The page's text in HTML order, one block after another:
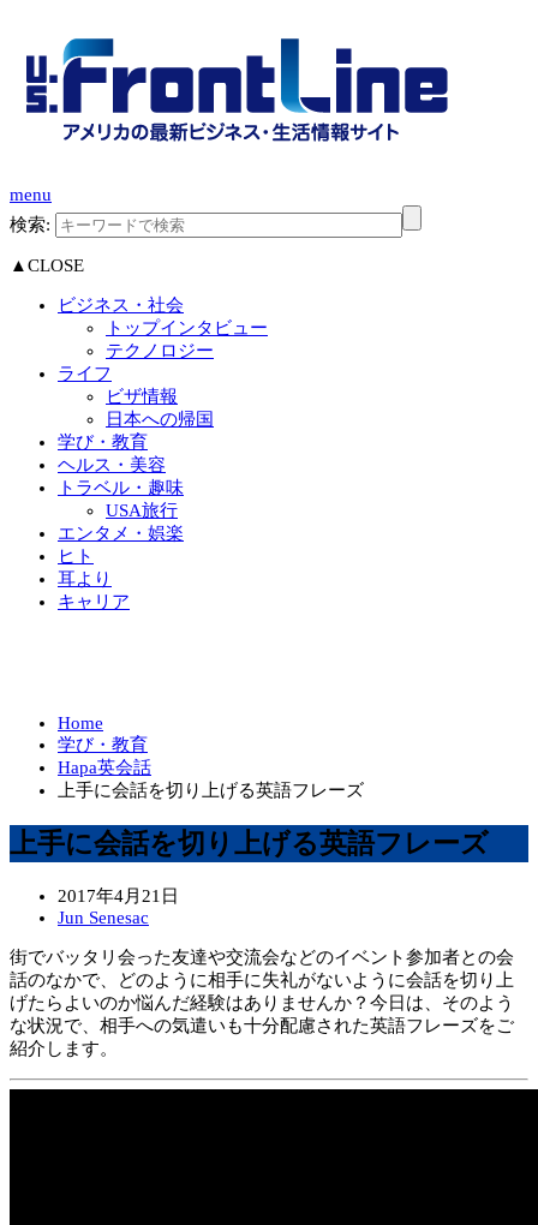
menu
検索:
▲CLOSE
ビジネス・社会
トップインタビュー
テクノロジー
ライフ
ビザ情報
日本への帰国
学び・教育
ヘルス・美容
トラベル・趣味
USA旅行
エンタメ・娯楽
ヒト
耳より
キャリア
Home
学び・教育
Hapa英会話
上手に会話を切り上げる英語フレーズ
上手に会話を切り上げる英語フレーズ
2017年4月21日
Jun Senesac
街でバッタリ会った友達や交流会などのイベント参加者との会
話のなかで、どのように相手に失礼がないように会話を切り上
げたらよいのか悩んだ経験はありませんか？今日は、そのよう
な状況で、相手への気遣いも十分配慮された英語フレーズをご
紹介します。